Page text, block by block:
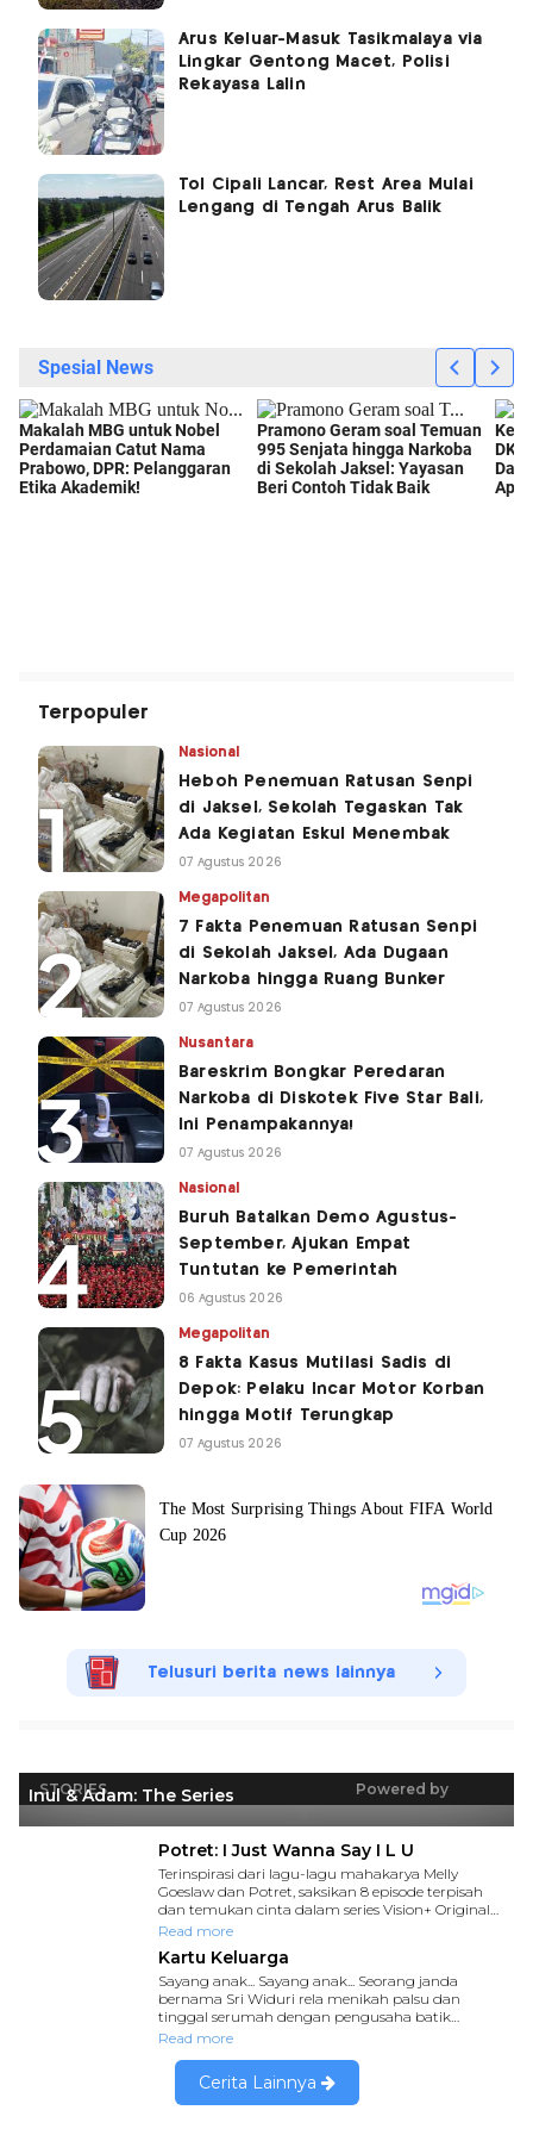
Arus Keluar-Masuk Tasikmalaya via
Lingkar Gentong Macet, Polisi
Rekayasa Lalin
Tol Cipali Lancar, Rest Area Mulai
Lengang di Tengah Arus Balik
Terpopuler
Nasional
Heboh Penemuan Ratusan Senpi
di Jaksel, Sekolah Tegaskan Tak
Ada Kegiatan Eskul Menembak
07 Agustus 2026
Megapolitan
7 Fakta Penemuan Ratusan Senpi
di Sekolah Jaksel, Ada Dugaan
Narkoba hingga Ruang Bunker
07 Agustus 2026
Nusantara
Bareskrim Bongkar Peredaran
Narkoba di Diskotek Five Star Bali,
Ini Penampakannya!
07 Agustus 2026
Nasional
Buruh Batalkan Demo Agustus-
September, Ajukan Empat
Tuntutan ke Pemerintah
06 Agustus 2026
Megapolitan
8 Fakta Kasus Mutilasi Sadis di
Depok: Pelaku Incar Motor Korban
hingga Motif Terungkap
07 Agustus 2026
Telusuri berita news lainnya